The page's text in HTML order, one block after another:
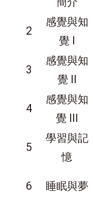
2
感覺與知
覺 I
3
感覺與知
覺 II
4
感覺與知
覺 III
5
學習與記
憶
6 睡眠與夢